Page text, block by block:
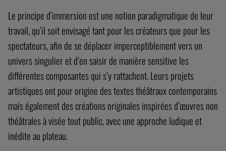
Le principe d’immersion est une notion paradigmatique de leur
travail, qu’il soit envisagé tant pour les créateurs que pour les
spectateurs, afin de se déplacer imperceptiblement vers un
univers singulier et d’en saisir de manière sensitive les
différentes composantes qui s’y rattachent. Leurs projets
artistiques ont pour origine des textes théâtraux contemporains
mais également des créations originales inspirées d’œuvres non
théâtrales à visée tout public, avec une approche ludique et
inédite au plateau.